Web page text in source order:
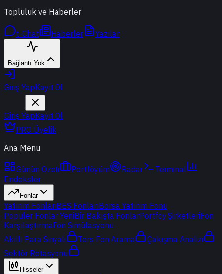
Topluluk ve Haberler
t-Chat Haberler Yazılar
Bağlantı Yok
Giriş YapKayıt Ol
Giriş YapKayıt Ol
PRO Üyelik
Ana Menu
Günün Özeti Portföyüm Radar
Terminal
Endeksler
Fonlar
Yatırım FonlarıBES FonlarıBorsa Yatırım Fonu
Popüler Fonlar YeniBir Bakışta FonlarPortföy ŞirketleriFon
KarşılaştırmaFon Simülasyonu
Akıllı Para Sinyali
Ters Fon Arama
Çakışma Analizi
Sektör Rotasyonu
Hisseler